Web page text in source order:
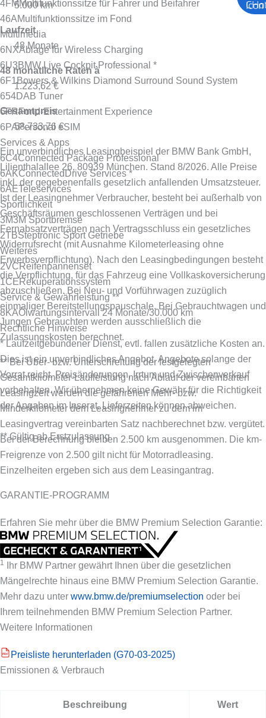
4FMMultifunktionssitze für Fahrer und Beifahrer
46AMultifunktionssitze im Fond
Multimedia
6NXAblage für Wireless Charging
6U3 BMW Live Cockpit Professional *
6F1Bowers & Wilkins Diamond Surround Sound System
654DAB Tuner
6FRFond-Entertainment Experience
6PAPersonal eSIM
Services & Apps
6C4Connected Package Professional
6AKConnectedDrive Services *
6AETeleservices
Sportlichkeit
3M3M Sportbremse
2TBSteptronic Sport Getriebe
Weiteres
2VCReifenpannenset
1CERekuperationssystem
Service & Gewährleistung **
8KAÖlwartungsintervall 24 Monate/30.000 km
Rechtliche Hinweise
* Laufzeitgebundener Dienst, evtl. fallen zusätzliche Kosten an.
Dies ist ein unverbindliches Angebot. Angebote solange der
Vorrat reicht. Preisänderungen, Irrtum und Zwischenverkauf
vorbehalten. Wir übernehmen keine Gewähr für die Richtigkeit
der Angaben im Inserat. Lieferzeiten können abweichen.
** Gültig ab Erstzulassung
5.000 km
Laufzeit
48 Monate
48 monatliche Raten à
1.223,62 €
Gesamtpreis
58.733,76 €
Ein unverbindliches Leasingbeispiel der BMW Bank GmbH,
Lilienthalallee 26, 80939 München. Stand 8/2026. Alle Preise
inkl. der gegebenenfalls gesetzlich anfallenden Umsatzsteuer.
Ist der Leasingnehmer Verbraucher, besteht bei außerhalb von
Geschäftsräumen geschlossenen Verträgen und bei
Fernabsatzverträgen nach Vertragsschluss ein gesetzliches
Widerrufsrecht (mit Ausnahme Kilometerleasing ohne
Erwerbsverpflichtung). Nach den Leasingbedingungen besteht
die Verpflichtung, für das Fahrzeug eine Vollkaskoversicherung
abzuschließen. Bei Neu- und Vorführwagen zuzüglich
einmaliger Bereitstellungspauschale. Bei Gebrauchtwagen und
Jungen Gebrauchten werden ausschließlich die
Zulassungskosten berechnet.
** Bei Über- bzw. Unterschreitung der festgelegten
Gesamtkilometer-Laufleistung nach Ablauf der vereinbarten
Leasingzeit werden die gefahrenen Mehr- bzw.
Minderkilometer dem Leasingnehmer zu dem im
Leasingvertrag vereinbarten Satz nachberechnet bzw. vergütet.
Bei der Berechnung bleiben 2.500 km ausgenommen. Die km-
Freigrenze von 2.500 gilt nicht für Motorradleasing.
Einzelheiten ergeben sich aus dem Leasingantrag.
GARANTIE-PROGRAMM
Erfahren Sie mehr über die BMW Premium Selection Garantie:
1
Ihr BMW Partner gewährt Ihnen über die gesetzlichen
Mängelrechte hinaus eine BMW Premium Selection Garantie.
Mehr dazu unter www.bmw.de/premiumselection oder bei
Ihrem teilnehmenden BMW Premium Selection Partner.
Weitere Informationen
PDF
Preisliste herunterladen (G70-03-2025)
Emissionen & Verbrauch
Beschreibung Wert